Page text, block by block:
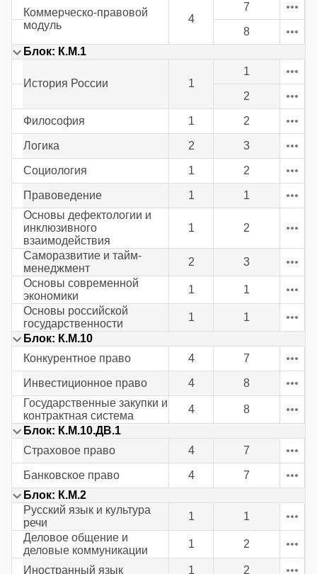
Коммерческо-правовой
модуль
4
7
8
Блок: К.М.1
История России 1
1
2
Философия 1 2
Логика 2 3
Социология 1 2
Правоведение 1
1
Основы дефектологии и
инклюзивного
взаимодействия
1 2
Саморазвитие и тайм-
менеджмент
2
3
Основы современной
экономики
1
1
Основы российской
государственности
1
1
Блок: К.М.10
Конкурентное право
4 7
Инвестиционное право 4
8
Государственные закупки и
контрактная система
4
8
Блок: К.М.10.ДВ.1
Страховое право
4 7
Банковское право 4
7
Блок: К.М.2
Русский язык и культура
речи
1
1
Деловое общение и
деловые коммуникации
1 2
Иностранный язык 1 2